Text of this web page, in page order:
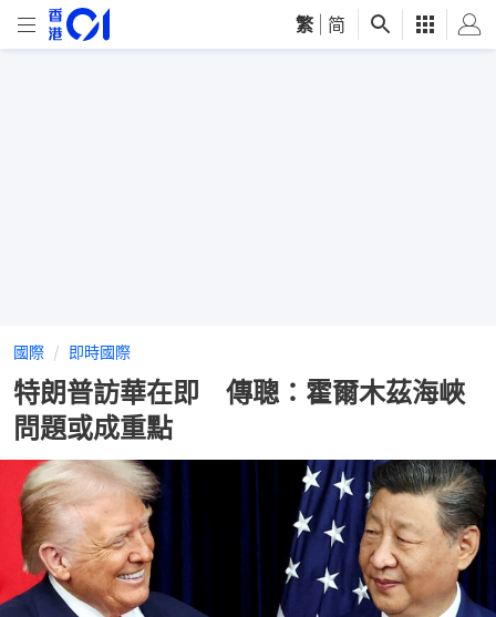
繁 简
國際 即時國際
特朗普訪華在即 傳聰：霍爾木茲海峽
問題或成重點